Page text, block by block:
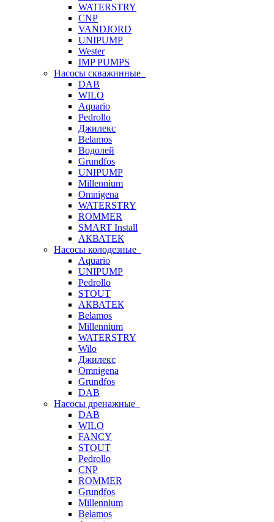
WATERSTRY
CNP
VANDJORD
UNIPUMP
Wester
IMP PUMPS
Насосы скважинные
DAB
WILO
Aquario
Pedrollo
Джилекс
Belamos
Водолей
Grundfos
UNIPUMP
Millennium
Omnigena
WATERSTRY
ROMMER
SMART Install
АКВАТЕК
Насосы колодезные
Aquario
UNIPUMP
Pedrollo
STOUT
АКВАТЕК
Belamos
Millennium
WATERSTRY
Wilo
Джилекс
Omnigena
Grundfos
DAB
Насосы дренажные
DAB
WILO
FANCY
STOUT
Pedrollo
CNP
ROMMER
Grundfos
Millennium
Belamos